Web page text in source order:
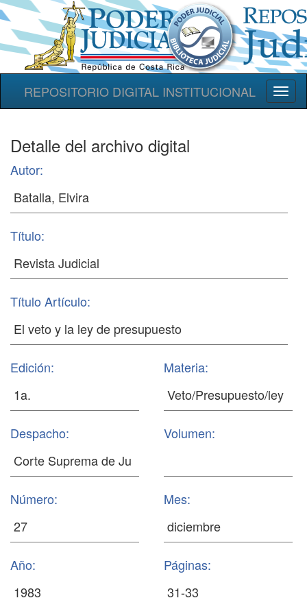
REPOSITORIO DIGITAL INSTITUCIONAL
Detalle del archivo digital
Autor:
Título:
Título Artículo:
Edición: Materia:
Despacho: Volumen:
Número: Mes:
Año: Páginas: